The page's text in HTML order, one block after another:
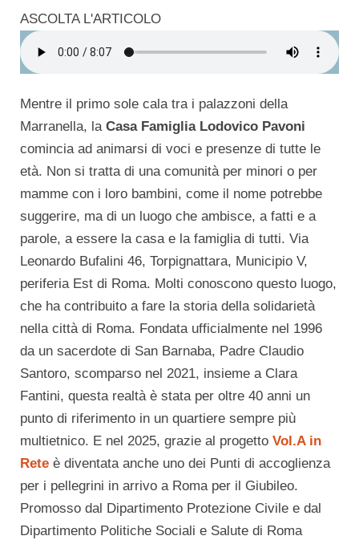
ASCOLTA L'ARTICOLO
Mentre il primo sole cala tra i palazzoni della
Marranella, la Casa Famiglia Lodovico Pavoni
comincia ad animarsi di voci e presenze di tutte le
età. Non si tratta di una comunità per minori o per
mamme con i loro bambini, come il nome potrebbe
suggerire, ma di un luogo che ambisce, a fatti e a
parole, a essere la casa e la famiglia di tutti. Via
Leonardo Bufalini 46, Torpignattara, Municipio V,
periferia Est di Roma. Molti conoscono questo luogo,
che ha contribuito a fare la storia della solidarietà
nella città di Roma. Fondata ufficialmente nel 1996
da un sacerdote di San Barnaba, Padre Claudio
Santoro, scomparso nel 2021, insieme a Clara
Fantini, questa realtà è stata per oltre 40 anni un
punto di riferimento in un quartiere sempre più
multietnico. E nel 2025, grazie al progetto Vol.A in
Rete è diventata anche uno dei Punti di accoglienza
per i pellegrini in arrivo a Roma per il Giubileo.
Promosso dal Dipartimento Protezione Civile e dal
Dipartimento Politiche Sociali e Salute di Roma